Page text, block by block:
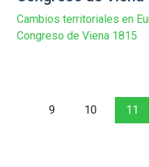
Cambios territoriales en
Congreso de Viena 1815
9 10 11